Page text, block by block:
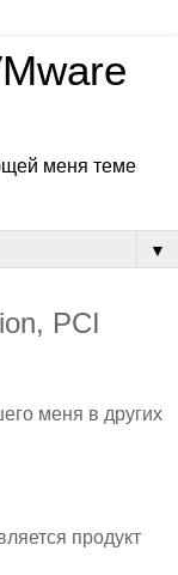
меня теме
▼
PCI
меня в других
продукт